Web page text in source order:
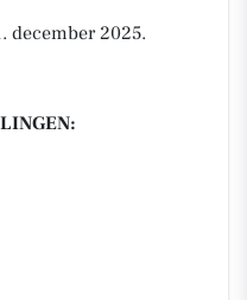
december 2025.